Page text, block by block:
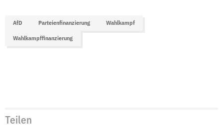
AfD Parteienfinanzierung Wahlkampf
Wahlkampffinanzierung
Teilen